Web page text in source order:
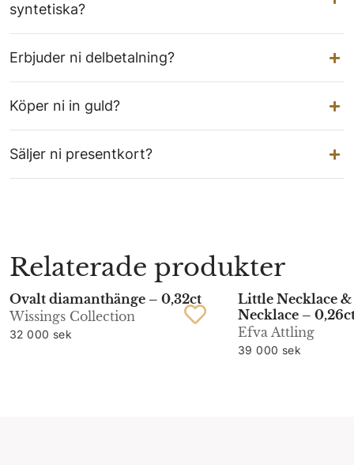
syntetiska?
Erbjuder ni delbetalning?
Köper ni in guld?
Säljer ni presentkort?
Relaterade produkter
Ovalt diamanthänge – 0,32ct
Wissings Collection
32 000 sek
Little Necklace &
Necklace –
Efva Attling
39 000 sek